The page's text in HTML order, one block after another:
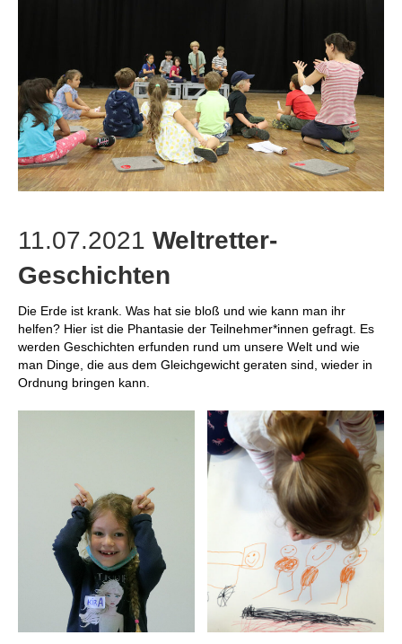
11.07.2021 Weltretter-
Geschichten
Die Erde ist krank. Was hat sie bloß und wie kann man ihr
helfen? Hier ist die Phantasie der Teilnehmer*innen gefragt. Es
werden Geschichten erfunden rund um unsere Welt und wie
man Dinge, die aus dem Gleichgewicht geraten sind, wieder in
Ordnung bringen kann.